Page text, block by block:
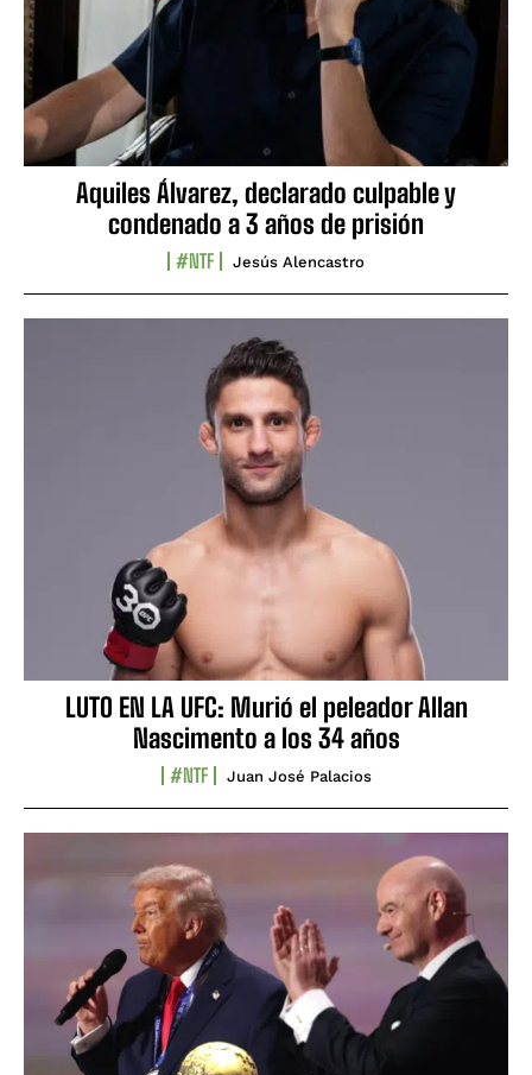
Aquiles Álvarez, declarado culpable y
condenado a 3 años de prisión
#NTF Jesús Alencastro
LUTO EN LA UFC: Murió el peleador Allan
Nascimento a los 34 años
#NTF Juan José Palacios